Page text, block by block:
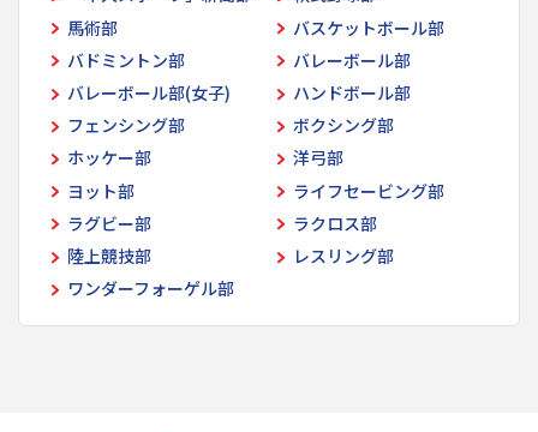
馬術部
バスケットボール部
バドミントン部
バレーボール部
バレーボール部(女子)
ハンドボール部
フェンシング部
ボクシング部
ホッケー部
洋弓部
ヨット部
ライフセービング部
ラグビー部
ラクロス部
陸上競技部
レスリング部
ワンダーフォーゲル部